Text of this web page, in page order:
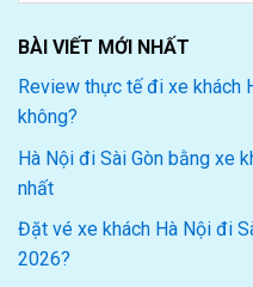
BÀI VIẾT MỚI NHẤT
Review thực tế đi xe khách
không?
Hà Nội đi Sài Gòn bằng xe
nhất
Đặt vé xe khách Hà Nội đi
2026?